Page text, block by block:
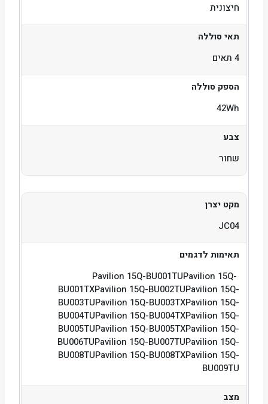
חיצונית
תאי סוללה
4 תאים
הספק סוללה
42Wh
צבע
שחור
מקט יצרן
JC04
תאימות לדגמים
Pavilion 15Q-BU001TUPavilion 15Q-
BU001TXPavilion 15Q-BU002TUPavilion 15Q-
BU003TUPavilion 15Q-BU003TXPavilion 15Q-
BU004TUPavilion 15Q-BU004TXPavilion 15Q-
BU005TUPavilion 15Q-BU005TXPavilion 15Q-
BU006TUPavilion 15Q-BU007TUPavilion 15Q-
BU008TUPavilion 15Q-BU008TXPavilion 15Q-
BU009TU
מצב